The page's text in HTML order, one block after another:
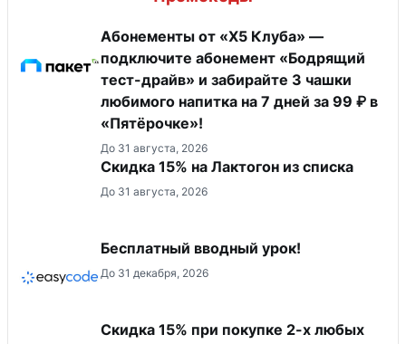
Абонементы от «Х5 Клуба» —
подключите абонемент «Бодрящий
тест-драйв» и забирайте 3 чашки
любимого напитка на 7 дней за 99 ₽ в
«Пятёрочке»!
До 31 августа, 2026
Скидка 15% на Лактогон из списка
До 31 августа, 2026
Бесплатный вводный урок!
До 31 декабря, 2026
Скидка 15% при покупке 2-х любых